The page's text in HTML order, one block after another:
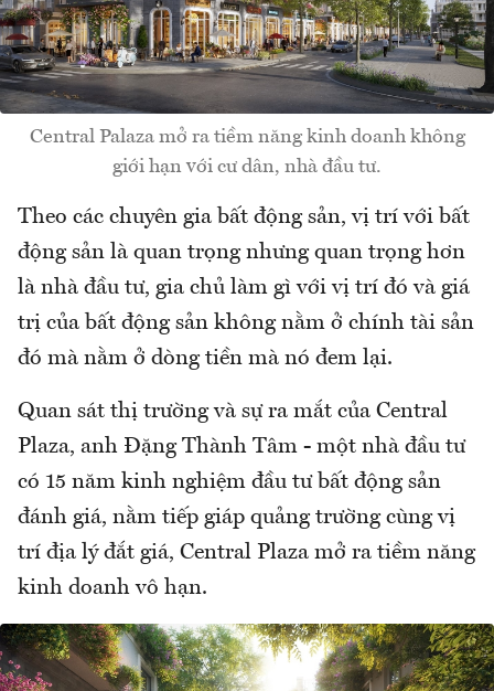
Central Palaza mở ra tiềm năng kinh doanh không
giới hạn với cư dân, nhà đầu tư.
Theo các chuyên gia bất động sản, vị trí với bất
động sản là quan trọng nhưng quan trọng hơn
là nhà đầu tư, gia chủ làm gì với vị trí đó và giá
trị của bất động sản không nằm ở chính tài sản
đó mà nằm ở dòng tiền mà nó đem lại.
Quan sát thị trường và sự ra mắt của Central
Plaza, anh Đặng Thành Tâm - một nhà đầu tư
có 15 năm kinh nghiệm đầu tư bất động sản
đánh giá, nằm tiếp giáp quảng trường cùng vị
trí địa lý đắt giá, Central Plaza mở ra tiềm năng
kinh doanh vô hạn.